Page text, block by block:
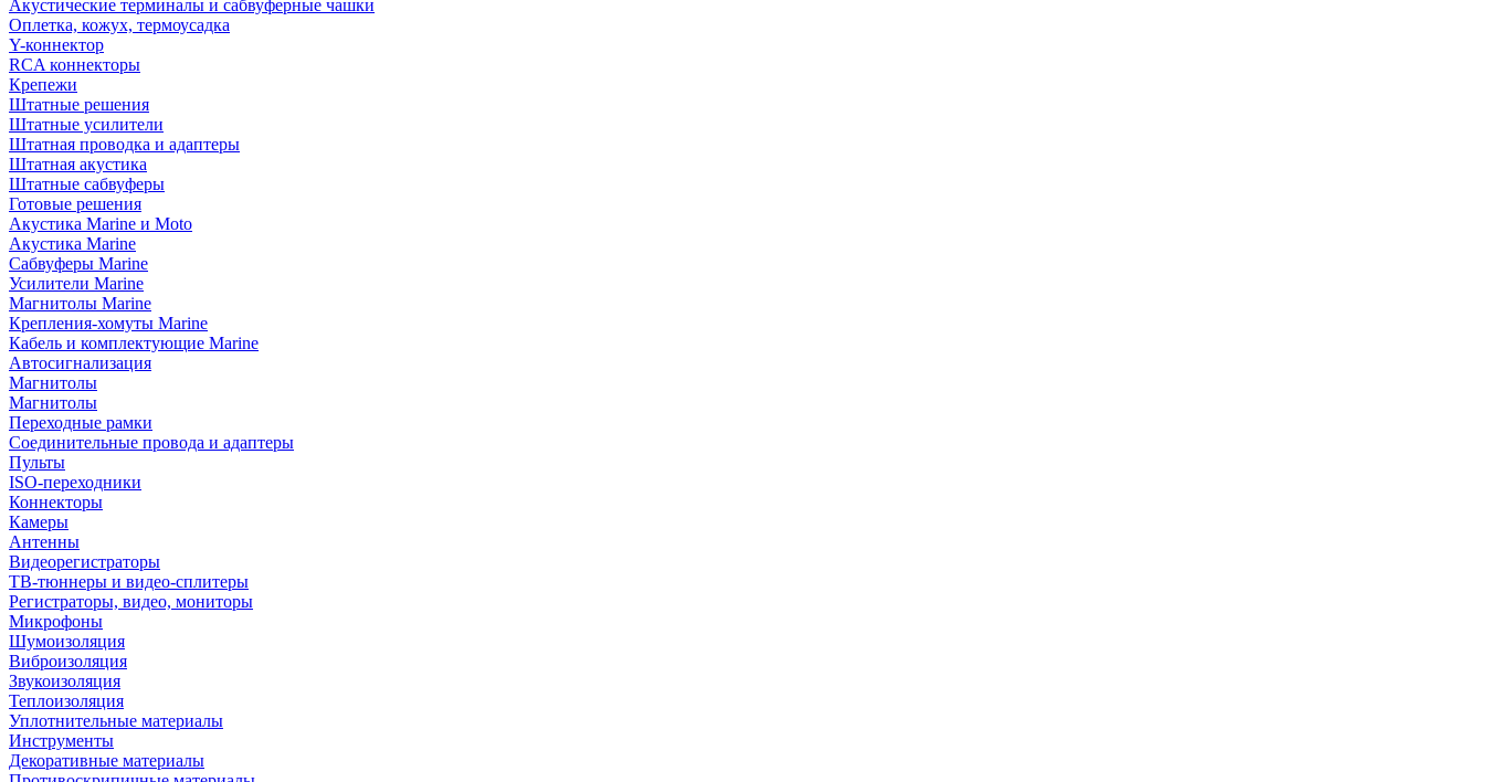
Акустические терминалы и сабвуферные чашки
Оплетка, кожух, термоусадка
Y-коннектор
RCA коннекторы
Крепежи
Штатные решения
Штатные усилители
Штатная проводка и адаптеры
Штатная акустика
Штатные сабвуферы
Готовые решения
Акустика Marine и Moto
Акустика Marine
Сабвуферы Marine
Усилители Marine
Магнитолы Marine
Крепления-хомуты Marine
Кабель и комплектующие Marine
Автосигнализация
Магнитолы
Магнитолы
Переходные рамки
Соединительные провода и адаптеры
Пульты
ISO-переходники
Коннекторы
Камеры
Антенны
Видеорегистраторы
ТВ-тюннеры и видео-сплитеры
Регистраторы, видео, мониторы
Микрофоны
Шумоизоляция
Виброизоляция
Звукоизоляция
Теплоизоляция
Уплотнительные материалы
Инструменты
Декоративные материалы